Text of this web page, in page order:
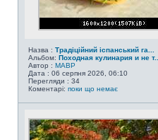
Назва : Традіційний іспанський га...
Альбом: Походная кулинария и не т...
Автор : MABP
Дата : 06 серпня 2026, 06:10
Перегляди : 34
Коментарі: поки що немає